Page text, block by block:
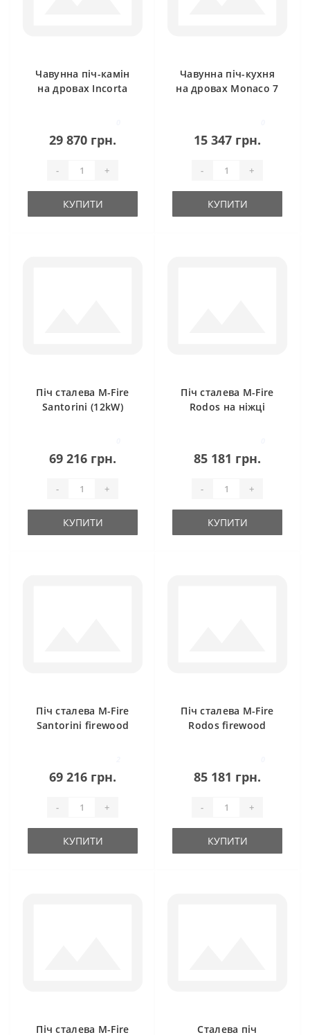
Чавунна піч-камін
на дровах Incorta
29 870 грн.
- +
КУПИТИ
Чавунна піч-кухня
на дровах Monaco 7
15 347 грн.
- +
КУПИТИ
Піч сталева M-Fire
Santorini (12kW)
69 216 грн.
- +
КУПИТИ
Піч сталева M-Fire
Rodos на ніжці
85 181 грн.
- +
КУПИТИ
Піч сталева M-Fire
Santorini firewood
69 216 грн.
- +
КУПИТИ
Піч сталева M-Fire
Rodos firewood
85 181 грн.
- +
КУПИТИ
Піч сталева M-Fire Сталева піч